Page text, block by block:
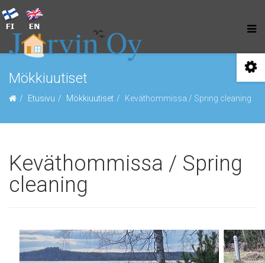
Mökkiuutiset
Etusivu Mökkiuutiset Keväthommissa / Spring cleaning
Keväthommissa / Spring
cleaning